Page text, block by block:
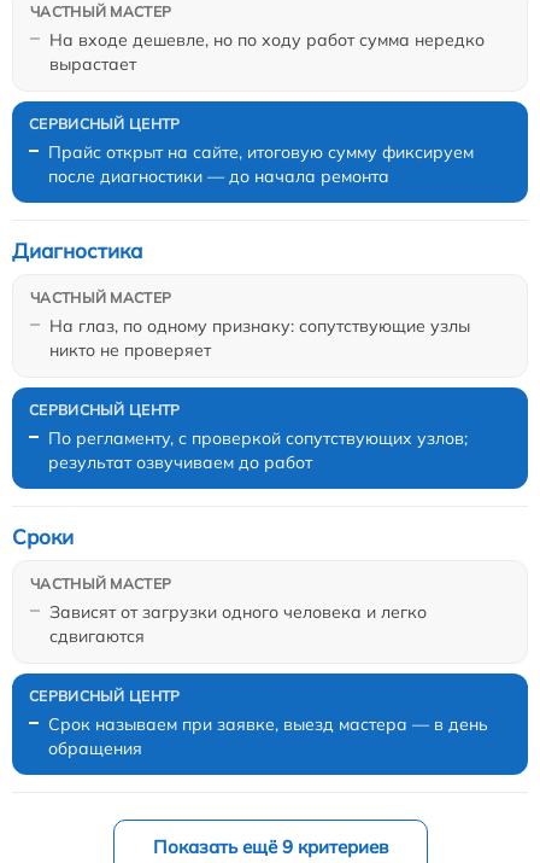
На входе дешевле, но по ходу работ сумма нередко
вырастает
Прайс открыт на сайте, итоговую сумму фиксируем
после диагностики — до начала ремонта
На глаз, по одному признаку: сопутствующие узлы
никто не проверяет
Диагностика
По регламенту, с проверкой сопутствующих узлов;
результат озвучиваем до работ
Зависят от загрузки одного человека и легко
сдвигаются
Сроки
Срок называем при заявке, выезд мастера — в день
обращения
Показать ещё 9 критериев